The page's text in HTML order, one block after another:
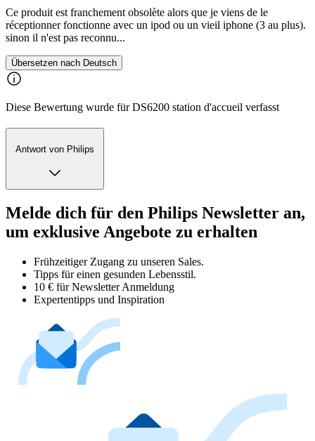
Ce produit est franchement obsolète alors que je viens de le
réceptionner fonctionne avec un ipod ou un vieil iphone (3 au plus).
sinon il n'est pas reconnu...
Übersetzen nach Deutsch
Diese Bewertung wurde für DS6200 station d'accueil verfasst
Antwort von Philips
Melde dich für den Philips Newsletter an,
um exklusive Angebote zu erhalten
Frühzeitiger Zugang zu unseren Sales.
Tipps für einen gesunden Lebensstil.
10 € für Newsletter Anmeldung
Expertentipps und Inspiration